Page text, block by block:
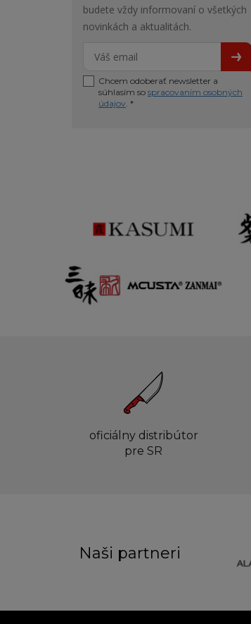
budete vždy informovaní o všetkých
novinkách a aktualitách.
Chcem odoberať newsletter a
súhlasím so spracovaním osobných
údajov. *
oficiálny distribútor
pre SR
Naši partneri